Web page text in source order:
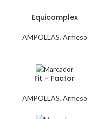
Equicomplex
AMPOLLAS, Armeso
Fit – Factor
AMPOLLAS, Armeso